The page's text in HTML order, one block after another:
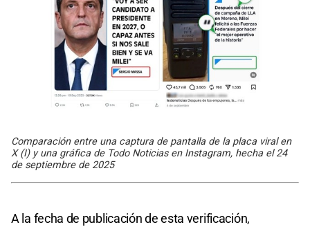
Comparación entre una captura de pantalla de la placa viral en
X (I) y una gráfica de Todo Noticias en Instagram, hecha el 24
de septiembre de 2025
A la fecha de publicación de esta verificación,